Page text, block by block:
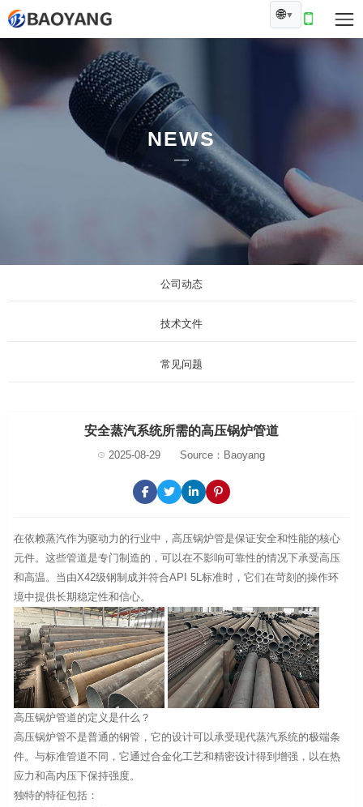
🌐▼
NEWS
公司动态
技术文件
常见问题
安全蒸汽系统所需的高压锅炉管道
2025-08-29 Source：Baoyang
在依赖蒸汽作为驱动力的行业中，高压锅炉管是保证安全和性能的核心
元件。这些管道是专门制造的，可以在不影响可靠性的情况下承受高压
和高温。当由X42级钢制成并符合API 5L标准时，它们在苛刻的操作环
境中提供长期稳定性和信心。
高压锅炉管道的定义是什么？
高压锅炉管不是普通的钢管，它的设计可以承受现代蒸汽系统的极端条
件。与标准管道不同，它通过合金化工艺和精密设计得到增强，以在热
应力和高内压下保持强度。
独特的特征包括：